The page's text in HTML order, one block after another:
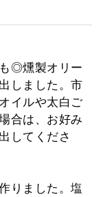
◎燻製オリー
しました。市
イルや太白ご
合は、お好み
してくださ
りました。塩